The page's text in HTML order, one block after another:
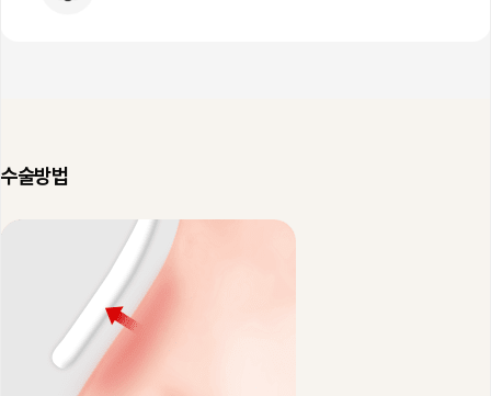
수술방법